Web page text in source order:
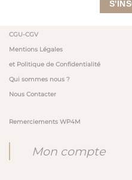
CGU-CGV
Mentions Légales
et Politique de Confidentialité
Qui sommes nous ?
Nous Contacter
Remerciements WP4M
Mon compte